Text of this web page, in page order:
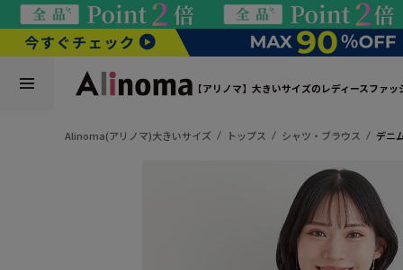
【アリノマ】大きいサイズのレディースファッ
Alinoma(アリノマ)大きいサイズ トップス シャツ・ブラウス デニ